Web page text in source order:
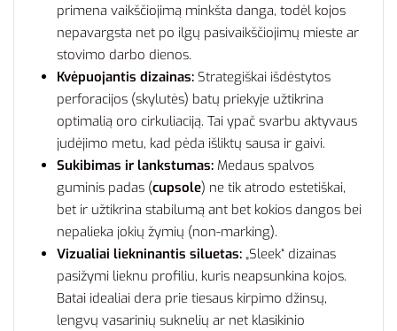
primena vaikščiojimą minkšta danga, todėl kojos
nepavargsta net po ilgų pasivaikščiojimų mieste ar
stovimo darbo dienos.
Kvėpuojantis dizainas: Strategiškai išdėstytos
perforacijos (skylutės) batų priekyje užtikrina
optimalią oro cirkuliaciją. Tai ypač svarbu aktyvaus
judėjimo metu, kad pėda išliktų sausa ir gaivi.
Sukibimas ir lankstumas: Medaus spalvos
guminis padas (cupsole) ne tik atrodo estetiškai,
bet ir užtikrina stabilumą ant bet kokios dangos bei
nepalieka jokių žymių (non-marking).
Vizualiai liekninantis siluetas: „Sleek“ dizainas
pasižymi lieknu profiliu, kuris neapsunkina kojos.
Batai idealiai dera prie tiesaus kirpimo džinsų,
lengvų vasarinių suknelių ar net klasikinio